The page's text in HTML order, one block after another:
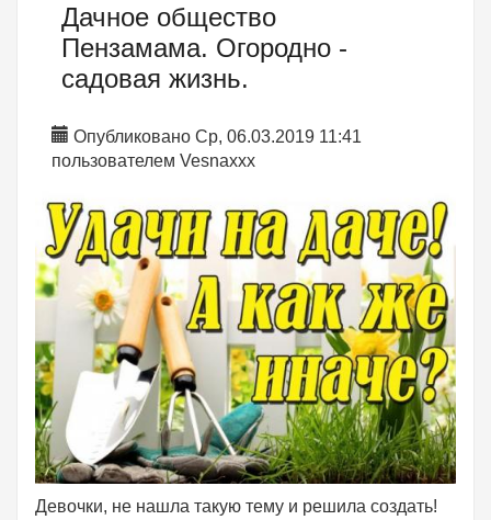
Дачное общество
Пензамама. Огородно -
садовая жизнь.
Опубликовано Ср, 06.03.2019 11:41
пользователем Vesnaxxx
Девочки, не нашла такую тему и решила создать!